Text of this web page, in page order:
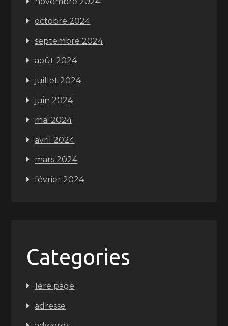
octobre 2024
septembre 2024
août 2024
juillet 2024
juin 2024
mai 2024
avril 2024
mars 2024
février 2024
Categories
1ere page
adresse